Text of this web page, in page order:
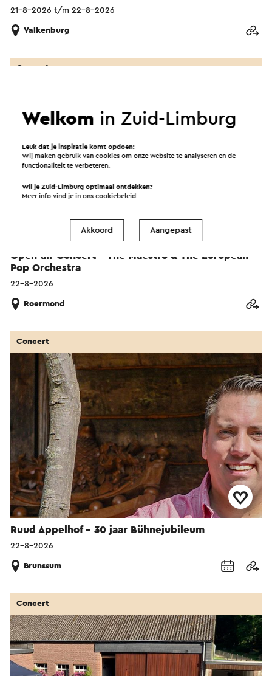
21-8-2026 t/m 22-8-2026
Valkenburg
Open-air Concert - The Maestro & The European
Pop Orchestra
Concert
22-8-2026
Roermond
Ruud Appelhof – 30 jaar Bühnejubileum
Concert
22-8-2026
Brunssum
Concert
Welkom in Zuid-Limburg
Leuk dat je inspiratie komt opdoen!
Wij maken gebruik van cookies om onze website te analyseren en de
functionaliteit te verbeteren.
Wil je Zuid-Limburg optimaal ontdekken?
Meer info vind je in onscookiebeleid
Akkoord Aangepast